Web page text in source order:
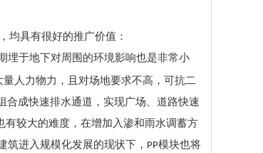
均具有很好的推广价值：
埋于地下对周围的环境影响也是非常小
人力物力，且对场地要求不高，可抗二
合成快速排水通道，实现广场、道路快速
较大的难度，在增加入渗和雨水调蓄方
筑进入规模化发展的现状下， PP模块也将